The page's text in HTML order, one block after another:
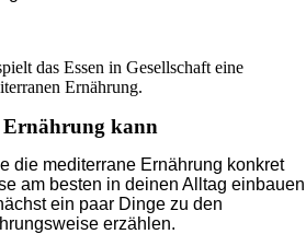
das Essen in Gesellschaft eine
Ernährung.
Ernährung kann
die mediterrane Ernährung konkret
am besten in deinen Alltag einbauen
ein paar Dinge zu den
erzählen.